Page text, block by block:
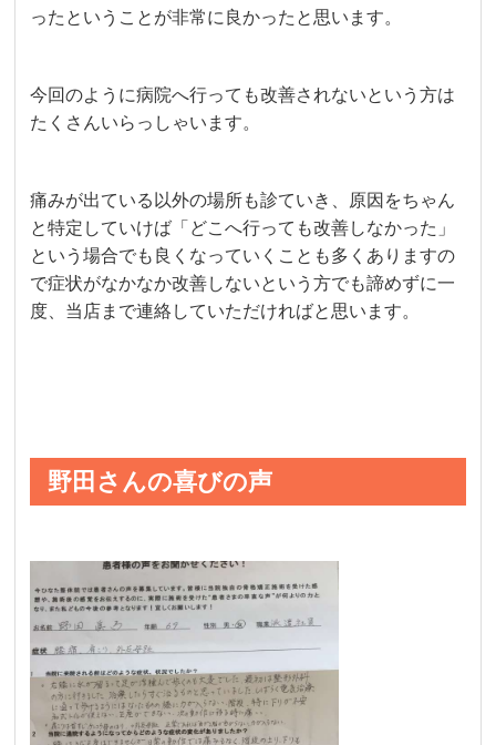
ったということが非常に良かったと思います。
今回のように病院へ行っても改善されないという方は
たくさんいらっしゃいます。
痛みが出ている以外の場所も診ていき、原因をちゃん
と特定していけば「どこへ行っても改善しなかった」
という場合でも良くなっていくことも多くありますの
で症状がなかなか改善しないという方でも諦めずに一
度、当店まで連絡していただければと思います。
野田さんの喜びの声